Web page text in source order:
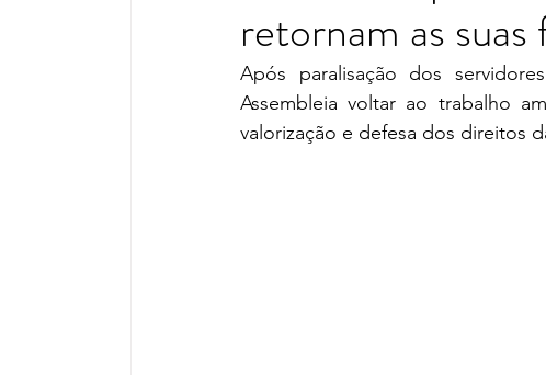
Emprego Religião Sindicato
retornam as
Após paralisação dos
Assembleia voltar ao trabalho
valorização e defesa dos direitos